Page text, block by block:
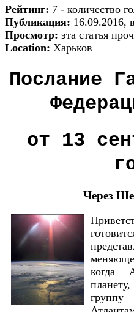
Рейтинг: 7 - количество
Публикация: 16.09.2016,
Просмотр: эта статья
Location: Харьков
Послание
от 13
Через
когда